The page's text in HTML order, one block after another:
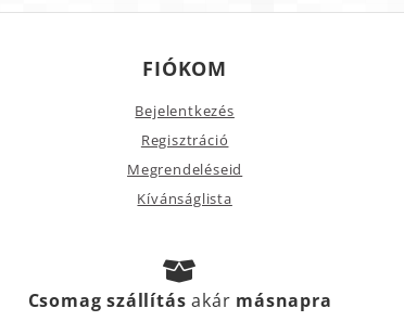
FIÓKOM
Bejelentkezés
Regisztráció
Megrendeléseid
Kívánságlista
Csomag szállításakár másnapra